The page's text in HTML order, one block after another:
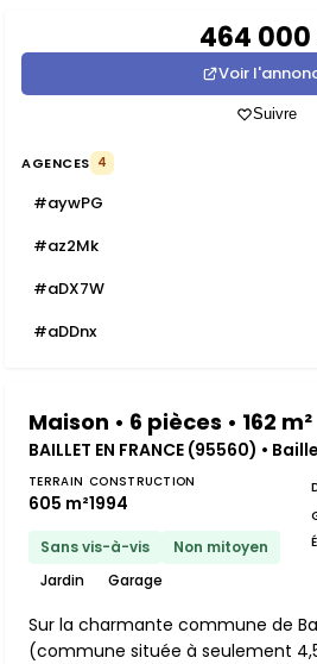
464 000
Voir
Suivre
AGENCES 4
#aywPG
#az2Mk
#aDX7W
#aDDnx
Maison • 6 pièces • 162 m²
BAILLET EN FRANCE (95560) •
TERRAIN
605 m²
CONSTRUCTION
1994
Sans vis-à-vis
Non mitoyen
Jardin
Garage
Sur la charmante commune de
(commune située à seulement